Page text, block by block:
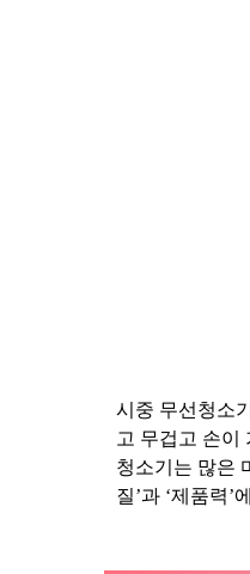
시중 무선청소
고 무겁고 손이
청소기는 많은
질’과 ‘제품력